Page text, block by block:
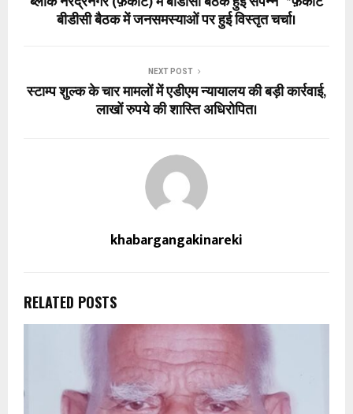
बीडीसी बैठक में जनसमस्याओं पर हुई विस्तृत चर्चा।
NEXT POST
स्टाम्प शुल्क के चार मामलों में एडीएम न्यायालय की बड़ी कार्रवाई,
लाखों रुपये की शास्ति अधिरोपित।
khabargangakinareki
RELATED POSTS